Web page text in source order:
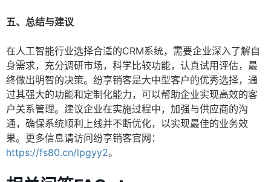
五、总结与建议
在人工智能行业选择合适的CRM系统，需要企业深入了解自
身需求，充分调研市场，科学比较功能，认真试用评估，最
终做出明智的决策。纷享销客是大中型客户的优秀选择，通
过其强大的功能和定制化能力，可以帮助企业实现高效的客
户关系管理。建议企业在实施过程中，加强与供应商的沟
通，确保系统顺利上线并不断优化，以实现最佳的业务效
果。更多信息请访问纷享销客官网：
https://fs80.cn/lpgyy2。